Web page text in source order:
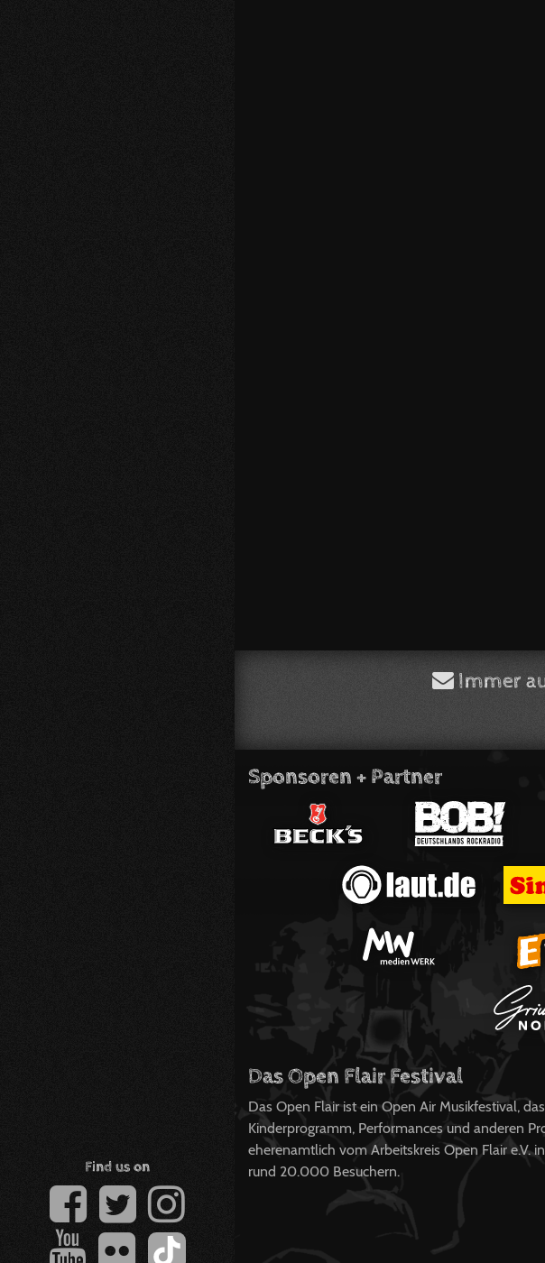
Find us on
Immer
Sponsoren + Partner
Das Open Flair Festival
Das Open Flair ist ein Open Air Musikfestival,
Kinderprogramm, Performances und anderen
eherenamtlich vom Arbeitskreis Open Flair e.V.
rund 20.000 Besuchern.